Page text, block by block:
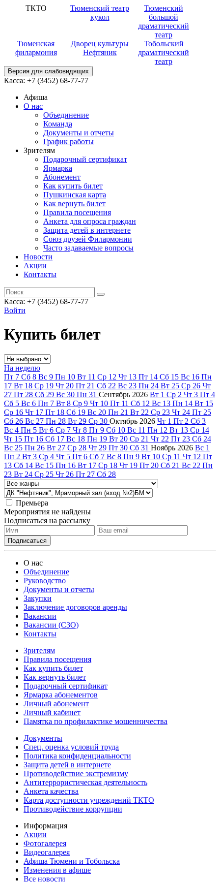
ТКТО
Тюменский театр
кукол
Тюменский
большой
драматический
театр
Тюменская
филармония
Дворец культуры
Нефтяник
Тобольский
драматический
театр
Версия для слабовидящих
Касса: +7 (3452) 68-77-77
Афиша
О нас
Объединение
Команда
Документы и отчеты
График работы
Зрителям
Подарочный сертификат
Ярмарка
Абонемент
Как купить билет
Пушкинская карта
Как вернуть билет
Правила посещения
Анкета для опроса граждан
Защита детей в интернете
Союз друзей Филармонии
Часто задаваемые вопросы
Новости
Акции
Контакты
Касса: +7 (3452) 68-77-77
Войти
Купить билет
На неделю
Пт 7 Сб 8 Вс 9 Пн 10 Вт 11 Ср 12 Чт 13 Пт 14 Сб 15 Вс 16 Пн
17 Вт 18 Ср 19 Чт 20 Пт 21 Сб 22 Вс 23 Пн 24 Вт 25 Ср 26 Чт
27 Пт 28 Сб 29 Вс 30 Пн 31 Сентябрь 2026 Вт 1 Ср 2 Чт 3 Пт 4
Сб 5 Вс 6 Пн 7 Вт 8 Ср 9 Чт 10 Пт 11 Сб 12 Вс 13 Пн 14 Вт 15
Ср 16 Чт 17 Пт 18 Сб 19 Вс 20 Пн 21 Вт 22 Ср 23 Чт 24 Пт 25
Сб 26 Вс 27 Пн 28 Вт 29 Ср 30 Октябрь 2026 Чт 1 Пт 2 Сб 3
Вс 4 Пн 5 Вт 6 Ср 7 Чт 8 Пт 9 Сб 10 Вс 11 Пн 12 Вт 13 Ср 14
Чт 15 Пт 16 Сб 17 Вс 18 Пн 19 Вт 20 Ср 21 Чт 22 Пт 23 Сб 24
Вс 25 Пн 26 Вт 27 Ср 28 Чт 29 Пт 30 Сб 31 Ноябрь 2026 Вс 1
Пн 2 Вт 3 Ср 4 Чт 5 Пт 6 Сб 7 Вс 8 Пн 9 Вт 10 Ср 11 Чт 12 Пт
13 Сб 14 Вс 15 Пн 16 Вт 17 Ср 18 Чт 19 Пт 20 Сб 21 Вс 22 Пн
23 Вт 24 Ср 25 Чт 26 Пт 27 Сб 28
Премьера
Мероприятия не найдены
Подписаться на рассылку
О нас
Объединение
Руководство
Документы и отчеты
Закупки
Заключение договоров аренды
Вакансии
Вакансии (СЗО)
Контакты
Зрителям
Правила посещения
Как купить билет
Как вернуть билет
Подарочный сертификат
Ярмарка абонементов
Личный абонемент
Личный кабинет
Памятка по профилактике мошенничества
Документы
Спец. оценка условий труда
Политика конфиденциальности
Защита детей в интернете
Противодействие экстремизму
Антитеррористическая деятельность
Анкета качества
Карта доступности учреждений ТКТО
Противодействие коррупции
Информация
Акции
Фотогалерея
Видеогалерея
Афиша Тюмени и Тобольска
Изменения в афише
Все новости